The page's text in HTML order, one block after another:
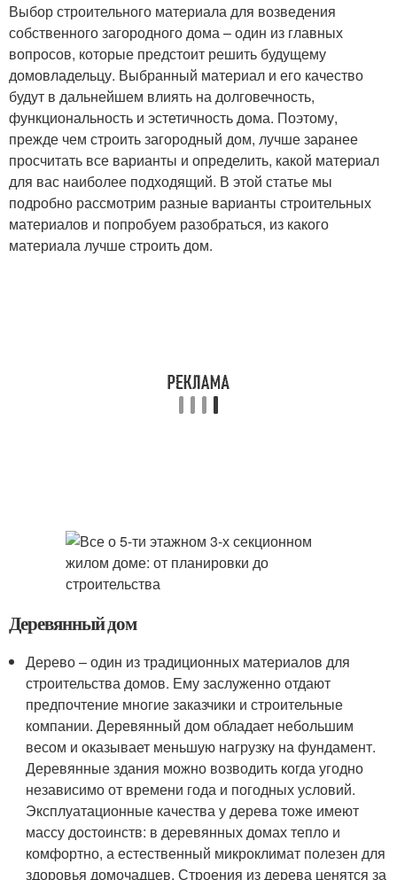
Выбор строительного материала для возведения
собственного загородного дома – один из главных
вопросов, которые предстоит решить будущему
домовладельцу. Выбранный материал и его качество
будут в дальнейшем влиять на долговечность,
функциональность и эстетичность дома. Поэтому,
прежде чем строить загородный дом, лучше заранее
просчитать все варианты и определить, какой материал
для вас наиболее подходящий. В этой статье мы
подробно рассмотрим разные варианты строительных
материалов и попробуем разобраться, из какого
материала лучше строить дом.
Деревянный дом
Дерево – один из традиционных материалов для
строительства домов. Ему заслуженно отдают
предпочтение многие заказчики и строительные
компании. Деревянный дом обладает небольшим
весом и оказывает меньшую нагрузку на фундамент.
Деревянные здания можно возводить когда угодно
независимо от времени года и погодных условий.
Эксплуатационные качества у дерева тоже имеют
массу достоинств: в деревянных домах тепло и
комфортно, а естественный микроклимат полезен для
здоровья домочадцев. Строения из дерева ценятся за